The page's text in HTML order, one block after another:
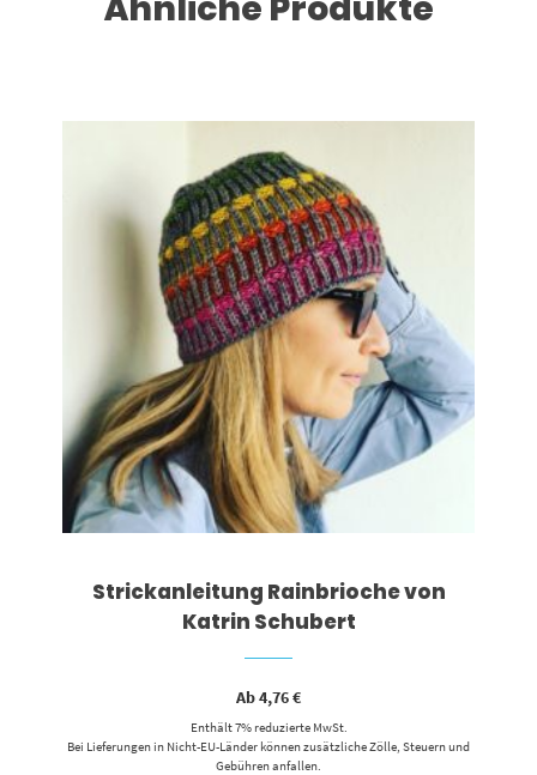
Ähnliche Produkte
Dieses Produkt weist mehrere Varianten auf. Die Optionen können auf der Produktseite gewählt werden
Strickanleitung Rainbrioche von
Katrin Schubert
Ab4,76€
Enthält 7% reduzierte MwSt.
Bei Lieferungen in Nicht-EU-Länder können zusätzliche Zölle, Steuern und
Gebühren anfallen.